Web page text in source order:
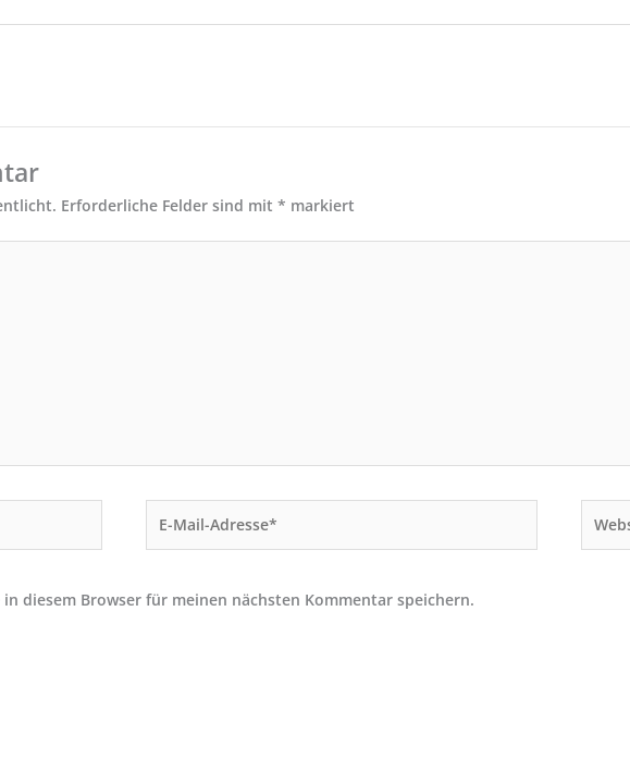
Erforderliche Felder sind mit * markiert
Mail-
diesem Browser für meinen nächsten Kommentar speichern.